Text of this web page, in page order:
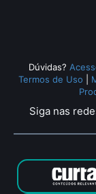
Dúvidas?
Termos de Uso
Siga nas